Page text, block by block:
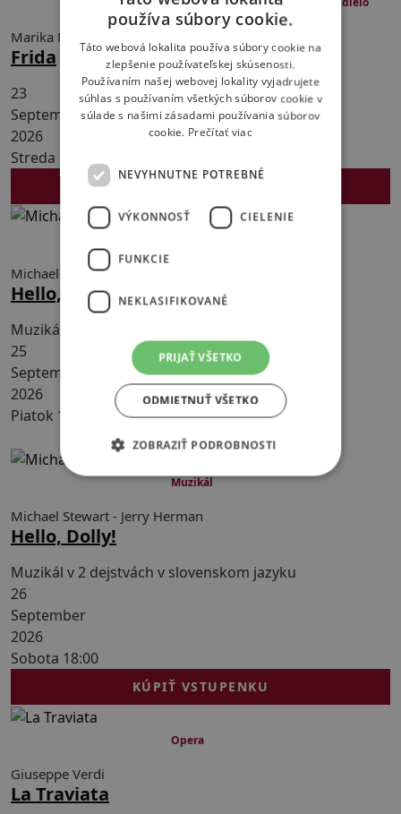
Marika Mikanová
Frida
23
September
2026
Streda 18:30
Michael Stewart - Jerry Herman
Hello, Dolly!
Muzikál v 2 dejstvách v slovenskom jazyku
25
September
2026
Piatok 10:00
Rezervovať vstupenku
210 min s 1 prestávkou Muzikál
Michael Stewart - Jerry Herman
Hello, Dolly!
Muzikál v 2 dejstvách v slovenskom jazyku
26
September
2026
Sobota 18:00
KÚPIŤ VSTUPENKU
Opera
Giuseppe Verdi
La Traviata
používa súbory cookie.
Táto webová lokalita používa súbory cookie na
zlepšenie používateľskej skúsenosti.
Používaním našej webovej lokality vyjadrujete
súhlas s používaním všetkých súborov cookie v
súlade s našimi zásadami používania súborov
cookie. Prečítať viac
NEVYHNUTNE POTREBNÉ
VÝKONNOSŤ CIELENIE
FUNKCIE
NEKLASIFIKOVANÉ
PRIJAŤ VŠETKO
ODMIETNUŤ VŠETKO
ZOBRAZIŤ PODROBNOSTI